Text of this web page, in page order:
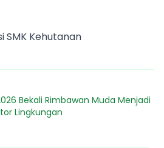
SMK Kehutanan
Bekali Rimbawan Muda Menjadi
Lingkungan